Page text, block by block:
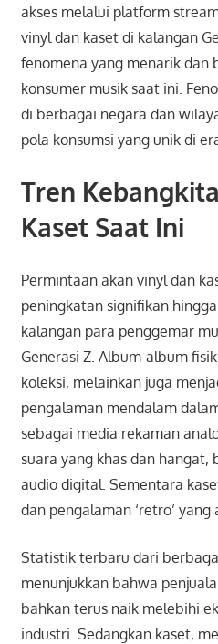
akses melalui platform
vinyl dan kaset di kalangan
fenomena yang menarik dan
konsumer musik saat ini.
di berbagai negara dan
pola konsumsi yang unik di
Tren
Kaset Saat Ini
Permintaan akan vinyl dan
peningkatan signifikan
kalangan para penggemar
Generasi Z. Album-album
koleksi, melainkan juga
pengalaman mendalam
sebagai media rekaman
suara yang khas dan hangat,
audio digital. Sementara
dan pengalaman ‘retro’ yang
Statistik terbaru dari
menunjukkan bahwa
bahkan terus naik melebihi
industri. Sedangkan kaset,